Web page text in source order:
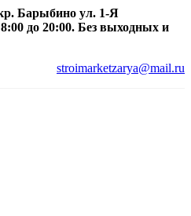
Барыбино ул. 1-Я
до 20:00. Без выходных и
stroimarketzarya@mail.ru